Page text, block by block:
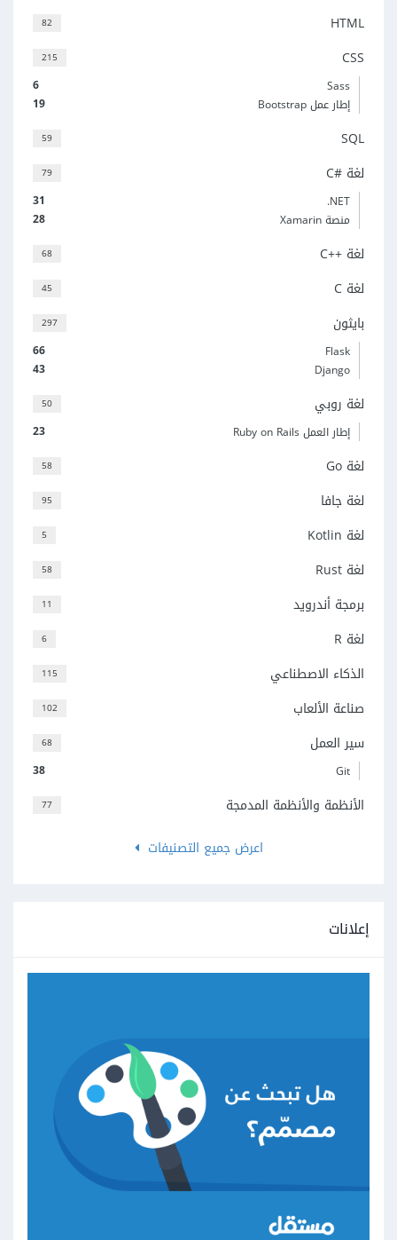
82 HTML
215 CSS
6
Sass
19
إطار عمل Bootstrap
59 SQL
79 لغة C#‎
31
‎.NET
28
منصة Xamarin
68 لغة C++‎
45 لغة C
297 بايثون
66
Flask
43
Django
50 لغة روبي
23 إطار العمل Ruby on Rails
58 لغة Go
95 لغة جافا
5 لغة Kotlin
58 لغة Rust
11 برمجة أندرويد
6 لغة R
115 الذكاء الاصطناعي
102 صناعة الألعاب
68 سير العمل
38 Git
77
الأنظمة والأنظمة المدمجة
اعرض جميع التصنيفات
إعلانات